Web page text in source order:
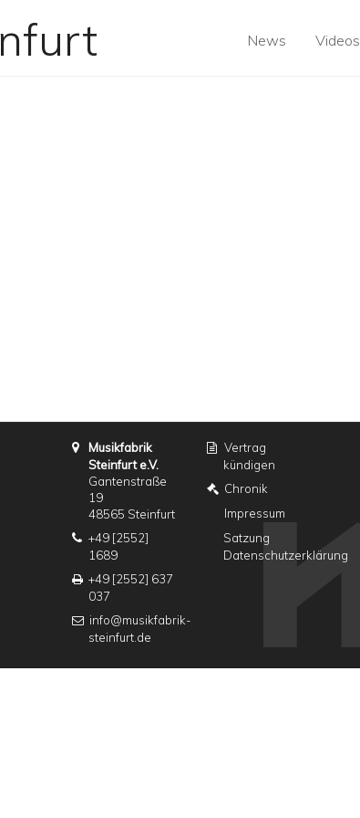
News Videos
Musikfabrik
Steinfurt e.V.
Gantenstraße
19
48565 Steinfurt
+49 [2552]
1689
+49 [2552] 637
037
info@musikfabrik-
steinfurt.de
Vertrag
kündigen
Chronik
Impressum
Satzung
Datenschutzerklärung